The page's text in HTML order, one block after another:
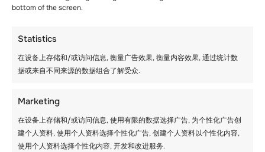
bottom of the screen.
Statistics
在设备上存储和/或访问信息, 衡量广告效果, 衡量内容效果, 通过统计数
据或来自不同来源的数据组合了解受众.
Marketing
在设备上存储和/或访问信息, 使用有限的数据选择广告, 为个性化广告创
建个人资料, 使用个人资料选择个性化广告, 创建个人资料以个性化内容,
使用个人资料选择个性化内容, 开发和改进服务.
大流行病期间的夏令营
对孩子们安全吗？